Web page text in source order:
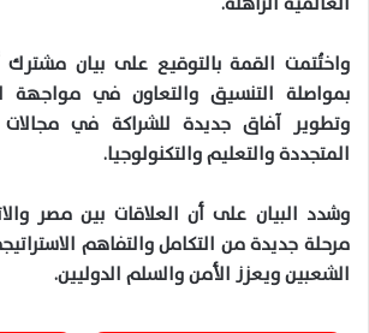
واختُتمت القمة بالتوقيع على بيان مشترك
بمواصلة التنسيق والتعاون في مواجهة
وتطوير آفاق جديدة للشراكة في مجالات
المتجددةوالتعليموالتكنولوجيا.
وشدد البيان على أن العلاقات بين مصر
مرحلة جديدةمن التكاملوالتفاهم
الشعبينويعزز الأمن والسلم الدوليين.